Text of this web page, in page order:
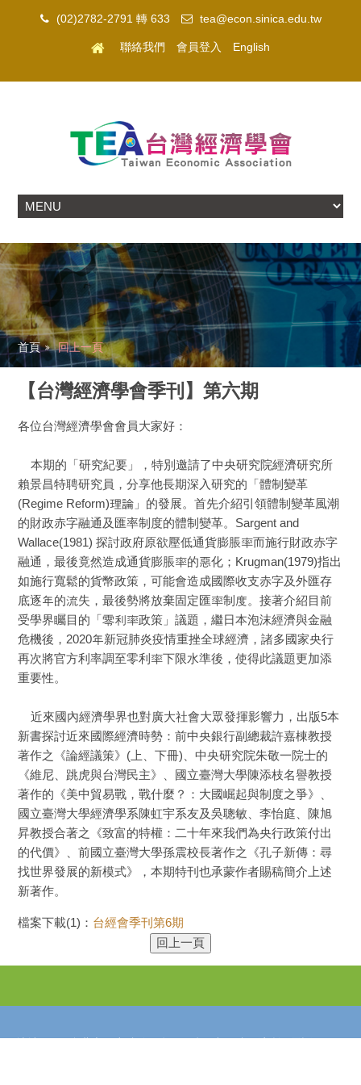
(02)2782-2791 轉 633 tea@econ.sinica.edu.tw
聯絡我們 會員登入 English
首頁 回上一頁
【台灣經濟學會季刊】第六期
各位台灣經濟學會會員大家好：
本期的「研究紀要」，特別邀請了中央研究院經濟研究所
賴景昌特聘研究員，分享他長期深入研究的「體制變革
(Regime Reform)理論」的發展。首先介紹引領體制變革風潮
的財政赤字融通及匯率制度的體制變革。Sargent and
Wallace(1981) 探討政府原欲壓低通貨膨脹率而施行財政赤字
融通，最後竟然造成通貨膨脹率的惡化；Krugman(1979)指出
如施行寬鬆的貨幣政策，可能會造成國際收支赤字及外匯存
底逐年的流失，最後勢將放棄固定匯率制度。接著介紹目前
受學界矚目的「零利率政策」議題，繼日本泡沫經濟與金融
危機後，2020年新冠肺炎疫情重挫全球經濟，諸多國家央行
再次將官方利率調至零利率下限水準後，使得此議題更加添
重要性。
近來國內經濟學界也對廣大社會大眾發揮影響力，出版5本
新書探討近來國際經濟時勢：前中央銀行副總裁許嘉棟教授
著作之《論經議策》(上、下冊)、中央研究院朱敬一院士的
《維尼、跳虎與台灣民主》、國立臺灣大學陳添枝名譽教授
著作的《美中貿易戰，戰什麼？：大國崛起與制度之爭》、
國立臺灣大學經濟學系陳虹宇系友及吳聰敏、李怡庭、陳旭
昇教授合著之《致富的特權：二十年來我們為央行政策付出
的代價》、前國立臺灣大學孫震校長著作之《孔子新傳：尋
找世界發展的新模式》，本期特刊也承蒙作者賜稿簡介上述
新著作。
檔案下載(1)： 台經會季刊第6期
地址：115台北市研究院路二段128號 中研院經濟所 / 電話：